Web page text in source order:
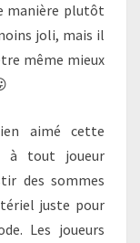
manière plutôt
joli, mais il
même mieux
aimé cette
à tout joueur
des sommes
juste pour
Les joueurs